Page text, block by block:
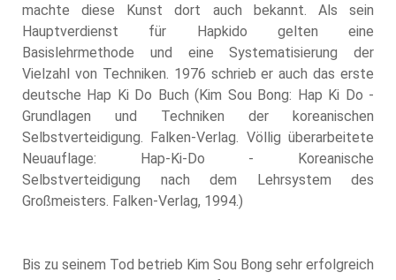
machte diese Kunst dort auch bekannt. Als sein
Hauptverdienst für Hapkido gelten eine
Basislehrmethode und eine Systematisierung der
Vielzahl von Techniken. 1976 schrieb er auch das erste
deutsche Hap Ki Do Buch (Kim Sou Bong: Hap Ki Do -
Grundlagen und Techniken der koreanischen
Selbstverteidigung. Falken-Verlag. Völlig überarbeitete
Neuauflage: Hap-Ki-Do - Koreanische
Selbstverteidigung nach dem Lehrsystem des
Großmeisters. Falken-Verlag, 1994.)
Bis zu seinem Tod betrieb Kim Sou Bong sehr erfolgreich